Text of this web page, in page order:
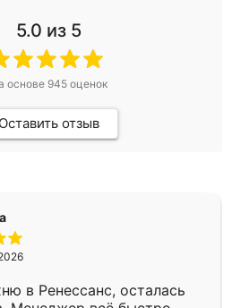
5.0 из 5
основе 945оценок
Оставить отзыв
в Ренессанс, осталась